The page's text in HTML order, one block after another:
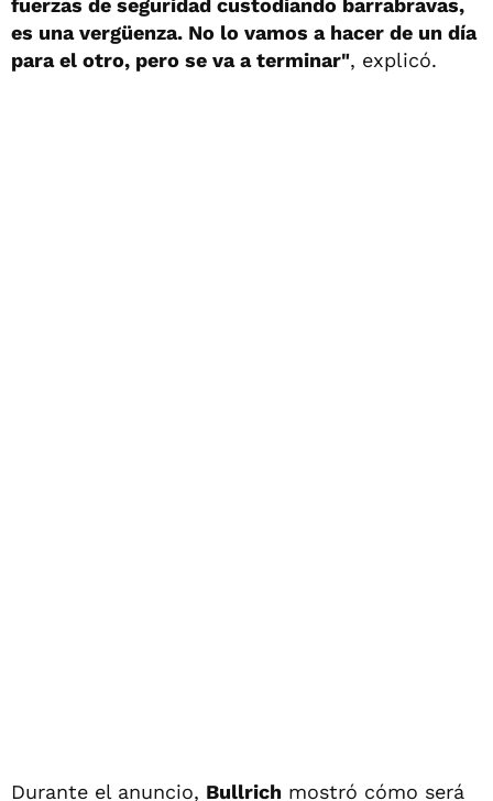
es una vergüenza. No lo vamos a hacer de un día
para el otro, pero se va a terminar", explicó.
Durante el anuncio, Bullrich mostró cómo será